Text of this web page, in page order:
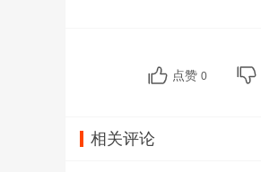
点赞 0
相关评论